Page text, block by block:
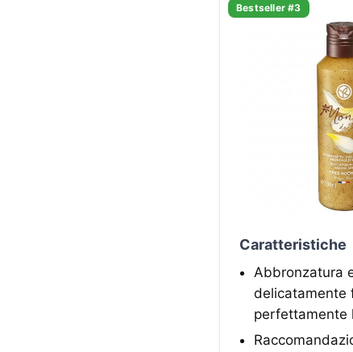
Bestseller #3
Caratteristiche
Abbronzatura
delicatamente
perfettamente